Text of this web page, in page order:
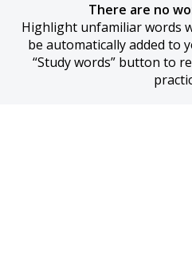
There are no
Highlight unfamiliar words
be automatically added to
“Study words” button to